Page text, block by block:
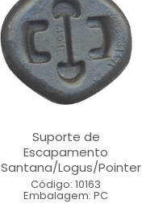
Suporte de
Escapamento
Santana/Logus/Pointer
Código: 10163
Embalagem: PC